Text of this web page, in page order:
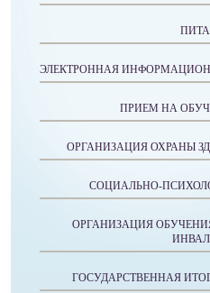
ЭЛЕКТРОННАЯ
ПРИЕМ НА
ОРГАНИЗАЦИЯ ОХРАНЫ
СОЦИАЛЬНО-
ОРГАНИЗАЦИЯ
ГОСУДАРСТВЕННАЯ